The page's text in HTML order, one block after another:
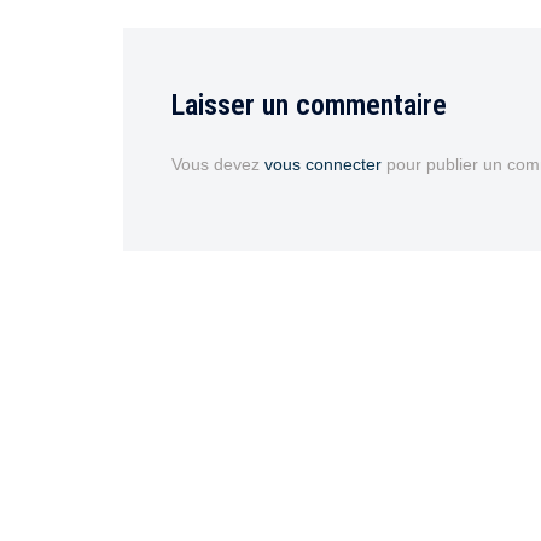
Laisser un commentaire
Vous devez vous connecter pour publier un